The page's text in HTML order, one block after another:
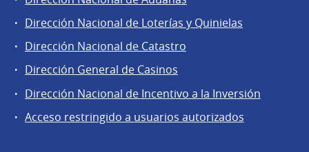
Áreas
de
la
Dirección
General
de
Secretaría
Dirección Nacional de Loterías y Quinielas
Dirección Nacional de Catastro
Dirección General de Casinos
Dirección Nacional de Incentivo a la Inversión
Acceso restringido a usuarios autorizados